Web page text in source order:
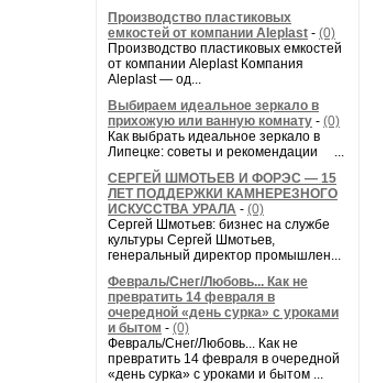
Производство пластиковых
емкостей от компании Aleplast - (0)
Производство пластиковых емкостей
от компании Aleplast Компания
Aleplast — од...
Выбираем идеальное зеркало в
прихожую или ванную комнату - (0)
Как выбрать идеальное зеркало в
Липецке: советы и рекомендации ...
СЕРГЕЙ ШМОТЬЕВ И ФОРЭС — 15
ЛЕТ ПОДДЕРЖКИ КАМНЕРЕЗНОГО
ИСКУССТВА УРАЛА - (0)
Сергей Шмотьев: бизнес на службе
культуры Сергей Шмотьев,
генеральный директор промышлен...
Февраль/Снег/Любовь... Как не
превратить 14 февраля в
очередной «день сурка» с уроками
и бытом - (0)
Февраль/Снег/Любовь... Как не
превратить 14 февраля в очередной
«день сурка» с уроками и бытом ...